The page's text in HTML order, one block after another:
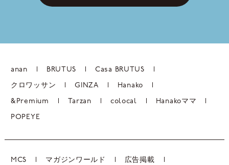
anan BRUTUS Casa BRUTUS
クロワッサン GINZA Hanako
&Premium Tarzan colocal Hanakoママ
POPEYE
MCS マガジンワールド 広告掲載